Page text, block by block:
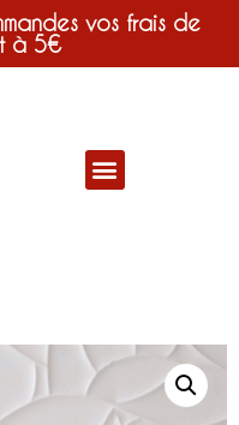
vos frais de
à 5€